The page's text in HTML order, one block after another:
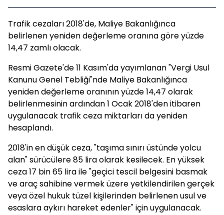
Trafik cezaları 2018'de, Maliye Bakanlığınca
belirlenen yeniden değerleme oranına göre yüzde
14,47 zamlı olacak.
Resmi Gazete'de 11 Kasım'da yayımlanan "Vergi Usul
Kanunu Genel Tebliği"nde Maliye Bakanlığınca
yeniden değerleme oranının yüzde 14,47 olarak
belirlenmesinin ardından 1 Ocak 2018'den itibaren
uygulanacak trafik ceza miktarları da yeniden
hesaplandı.
2018'in en düşük ceza, "taşıma sınırı üstünde yolcu
alan" sürücülere 85 lira olarak kesilecek. En yüksek
ceza 17 bin 65 lira ile "geçici tescil belgesini basmak
ve araç sahibine vermek üzere yetkilendirilen gerçek
veya özel hukuk tüzel kişilerinden belirlenen usul ve
esaslara aykırı hareket edenler" için uygulanacak.